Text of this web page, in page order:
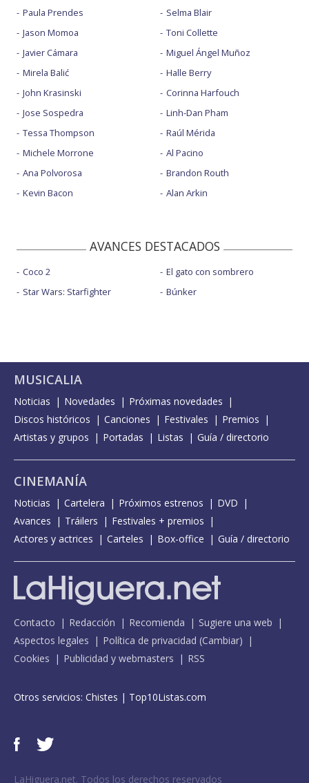
Paula Prendes
Jason Momoa
Javier Cámara
Mirela Balić
John Krasinski
Jose Sospedra
Tessa Thompson
Michele Morrone
Ana Polvorosa
Kevin Bacon
Selma Blair
Toni Collette
Miguel Ángel Muñoz
Halle Berry
Corinna Harfouch
Linh-Dan Pham
Raúl Mérida
Al Pacino
Brandon Routh
Alan Arkin
AVANCES DESTACADOS
Coco 2
Star Wars: Starfighter
El gato con sombrero
Búnker
MUSICALIA
Noticias Novedades
Próximas novedades
Discos históricos
Canciones Festivales
Premios
Artistas y grupos
Portadas Listas Guía / directorio
CINEMANÍA
Noticias Cartelera Próximos estrenos
DVD
Avances
Tráilers
Festivales + premios
Actores y actrices
Carteles Box-office Guía / directorio
Contacto Redacción Recomienda
Sugiere una web
Aspectos legales
Política de privacidad (Cambiar)
Cookies
Publicidad y webmasters RSS
Otros servicios: Chistes | Top10Listas.com
LaHiguera.net. Todos los derechos reservados